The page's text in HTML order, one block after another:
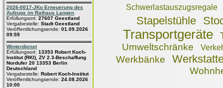
2026-0017-JKo Erneuerung des
Aufzugs im Rathaus Langen
Erfüllungsort: 27607 Geestland
Vergabestelle: Stadt Geestland
Veröffentlichungsende: 01.09.2026
09:59
Winterdienst
Erfüllungsort: 13353 Robert Koch-
Institut (RKI), ZV 2.3-Beschaffung
Nordufer 20 13353 Berlin
Deutschland
Vergabestelle: Robert Koch-Institut
Veröffentlichungsende: 24.08.2026
10:00
Schwerlastauszugsregale
Stapelstühle
Transportgeräte
Umweltschränke
Werkbänke